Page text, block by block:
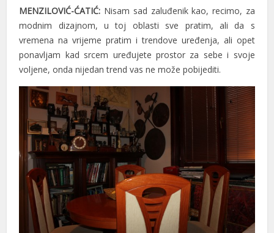
MENZILOVIĆ-ĆATIĆ: Nisam sad zaluđenik kao, recimo, za
modnim dizajnom, u toj oblasti sve pratim, ali da s
vremena na vrijeme pratim i trendove uređenja, ali opet
ponavljam kad srcem uređujete prostor za sebe i svoje
voljene, onda nijedan trend vas ne može pobijediti.